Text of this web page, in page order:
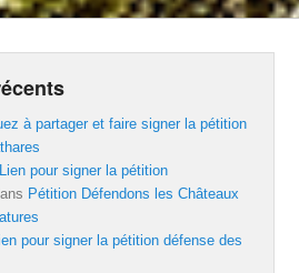
à partager et faire signer la pétition
Lien pour signer la pétition
Pétition Défendons les Châteaux
pour signer la pétition défense des